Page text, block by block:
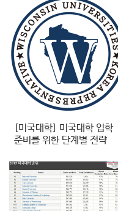
[미국대학] 미국대학 입학
준비를 위한 단계별 전략